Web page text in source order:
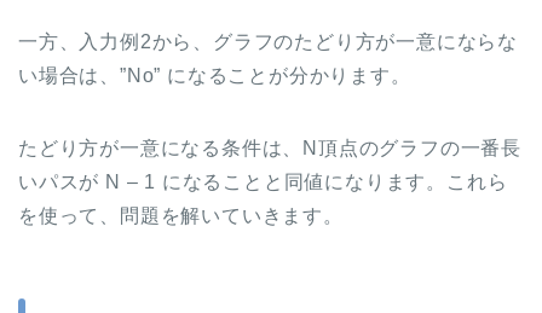
一方、入力例2から、グラフのたどり方が一意にならな
い場合は、”No” になることが分かります。
たどり方が一意になる条件は、N頂点のグラフの一番長
いパスが N – 1 になることと同値になります。これら
を使って、問題を解いていきます。